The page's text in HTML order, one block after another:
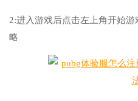
2:进入游戏后点击左上角开始
略